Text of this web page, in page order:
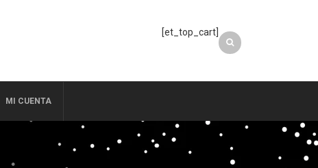
[et_top_cart]
MI CUENTA